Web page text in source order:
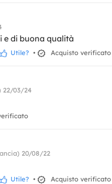
e di buona qualità
Utile? • Acquisto verificato
22/03/24
20/08/22
Utile? • Acquisto verificato